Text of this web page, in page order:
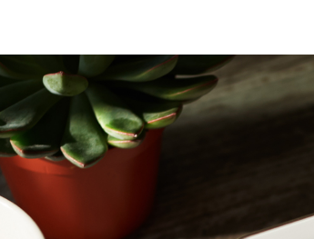
Anmelden
Register